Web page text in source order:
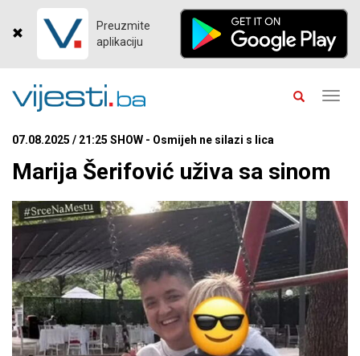
Preuzmite
aplikaciju
07.08.2025 / 21:25 SHOW - Osmijeh ne silazi s lica
Marija Šerifović uživa sa sinom